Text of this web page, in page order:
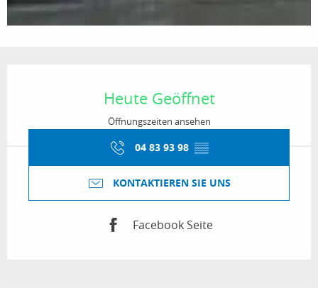
Heute Geöffnet
Öffnungszeiten ansehen
04 83 93 98 ▒▒
KONTAKTIEREN SIE UNS
Facebook Seite